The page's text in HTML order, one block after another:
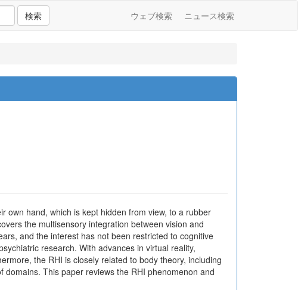
検索 ウェブ検索 ニュース検索
own hand, which is kept hidden from view, to a rubber
the multisensory integration between vision and
and the interest has not been restricted to cognitive
research. With advances in virtual reality,
the RHI is closely related to body theory, including
This paper reviews the RHI phenomenon and